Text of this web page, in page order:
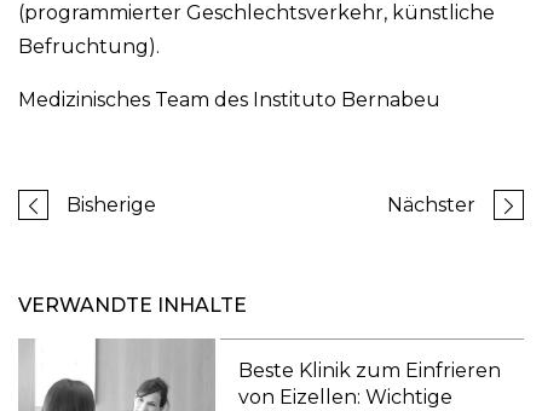
(programmierter Geschlechtsverkehr, künstliche
Befruchtung).
Medizinisches Team des Instituto Bernabeu
Bisherige Nächster
VERWANDTE INHALTE
Beste Klinik zum Einfrieren
von Eizellen: Wichtige